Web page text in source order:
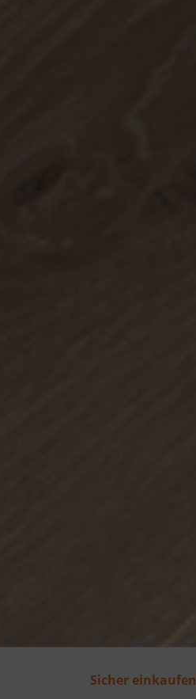
Sicher einkaufen